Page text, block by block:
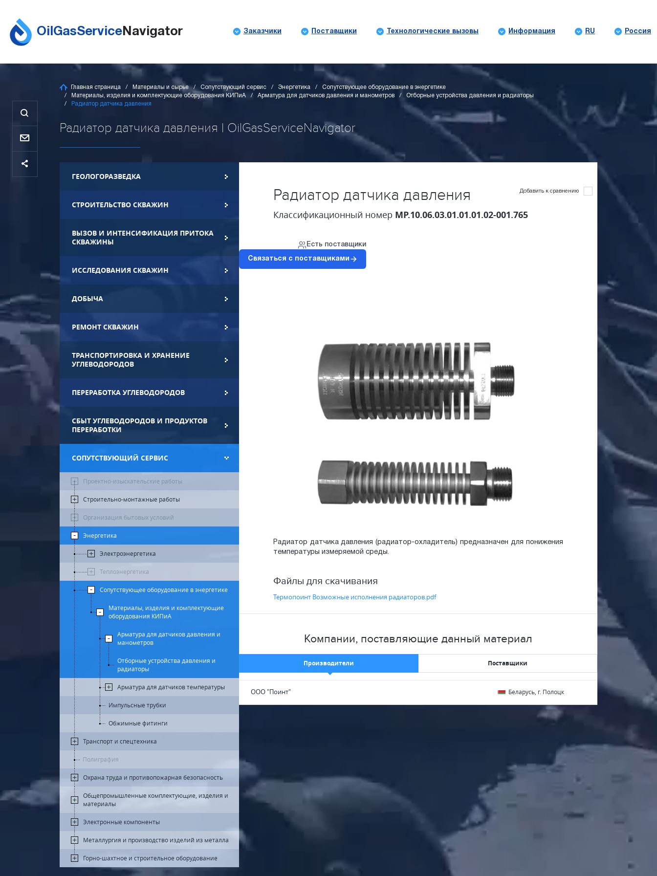
OilGasService Navigator Заказчики Поставщики Технологические вызовы Информация RU Россия
Главная страница Материалы и сырье Сопутствующий сервис Энергетика
Сопутствующее оборудование в энергетике
Материалы, изделия и комплектующие оборудования КИПиА
Арматура для датчиков давления и манометров
Отборные устройства давления и радиаторы
Радиатор датчика давления
Радиатор датчика давления | OilGasServiceNavigator
ГЕОЛОГОРАЗВЕДКА
СТРОИТЕЛЬСТВО СКВАЖИН
ВЫЗОВ И ИНТЕНСИФИКАЦИЯ ПРИТОКА
СКВАЖИНЫ
ИССЛЕДОВАНИЯ СКВАЖИН
ДОБЫЧА
РЕМОНТ СКВАЖИН
ТРАНСПОРТИРОВКА И ХРАНЕНИЕ
УГЛЕВОДОРОДОВ
ПЕРЕРАБОТКА УГЛЕВОДОРОДОВ
СБЫТ УГЛЕВОДОРОДОВ И ПРОДУКТОВ
ПЕРЕРАБОТКИ
СОПУТСТВУЮЩИЙ СЕРВИС
Проектно-изыскательские работы
Строительно-монтажные работы
Организация бытовых условий
Энергетика
Электроэнергетика
Теплоэнергетика
Сопутствующее оборудование в энергетике
Материалы, изделия и комплектующие
оборудования КИПиА
Арматура для датчиков давления и
манометров
Отборные устройства давления и
радиаторы
Арматура для датчиков температуры
Импульсные трубки
Обжимные фитинги
Транспорт и спецтехника
Полиграфия
Охрана труда и противопожарная безопасность
Общепромышленные комплектующие, изделия и
материалы
Электронные компоненты
Металлургия и производство изделий из металла
Горно-шахтное и строительное оборудование
Добавить к сравнению
Радиатор датчика давления
Классификационный номер MP.10.06.03.01.01.01.02-001.765
Есть поставщики
Связаться с поставщиками
Радиатор датчика давления (радиатор-охладитель) предназначен для понижения
температуры измеряемой среды.
Файлы для скачивания
Термопоинт Возможные исполнения радиаторов.pdf
Компании, поставляющие данный материал
Производители Поставщики
ООО "Поинт" Беларусь, г. Полоцк